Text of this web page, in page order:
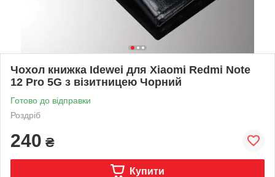
Чохол книжка Idewei для Xiaomi Redmi Note
12 Pro 5G з візитницею Чорний
Готово до відправки
Роздріб
240 ₴
Купити